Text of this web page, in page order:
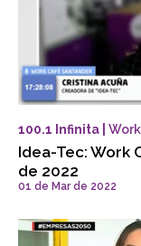
100.1 Infinita |
Idea-Tec: Work
de 2022
01 de Mar de 2022